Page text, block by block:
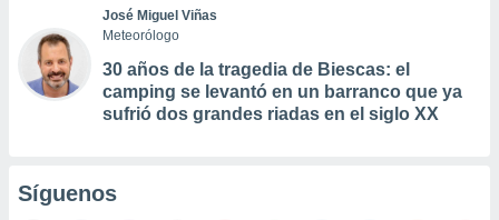
José Miguel Viñas
Meteorólogo
30 años de la tragedia de Biescas: el
camping se levantó en un barranco que ya
sufrió dos grandes riadas en el siglo XX
Síguenos